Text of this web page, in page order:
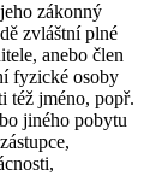
zákonný
zvláštní plné
anebo člen
fyzické osoby
též jméno, popř.
jiného pobytu